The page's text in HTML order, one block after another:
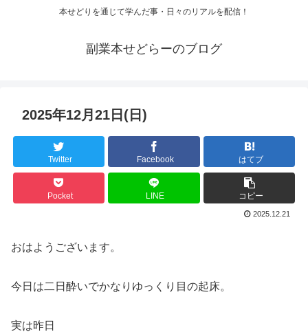
本せどりを通じて学んだ事・日々のリアルを配信！
副業本せどらーのブログ
2025年12月21日(日)
Twitter Facebook はてブ
Pocket LINE コピー
2025.12.21
おはようございます。
今日は二日酔いでかなりゆっくり目の起床。
実は昨日